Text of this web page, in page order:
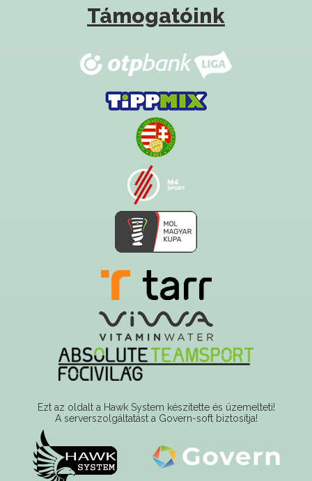
Ezt az oldalt a Hawk System készítette és üzemelteti!